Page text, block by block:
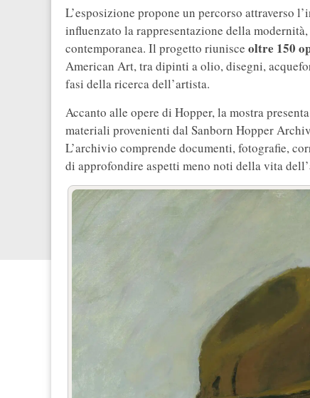
L’esposizione propone un percorso attraverso
influenzato la rappresentazione della
contemporanea. Il progetto riunisce oltre 150
American Art, tra dipinti a olio, disegni,
fasi della ricerca dell’artista.
Accanto alle opere di Hopper, la mostra
materiali provenienti dal Sanborn Hopper
L’archivio comprende documenti, fotografie,
di approfondire aspetti meno noti della vita